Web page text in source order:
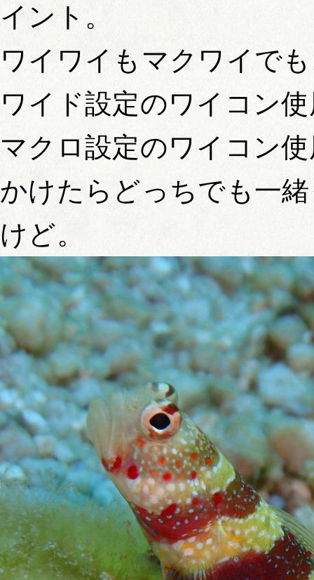
イント。
ワイワイもマクワイで
ワイド設定のワイコン
マクロ設定のワイコン
かけたらどっちでも一
けど。